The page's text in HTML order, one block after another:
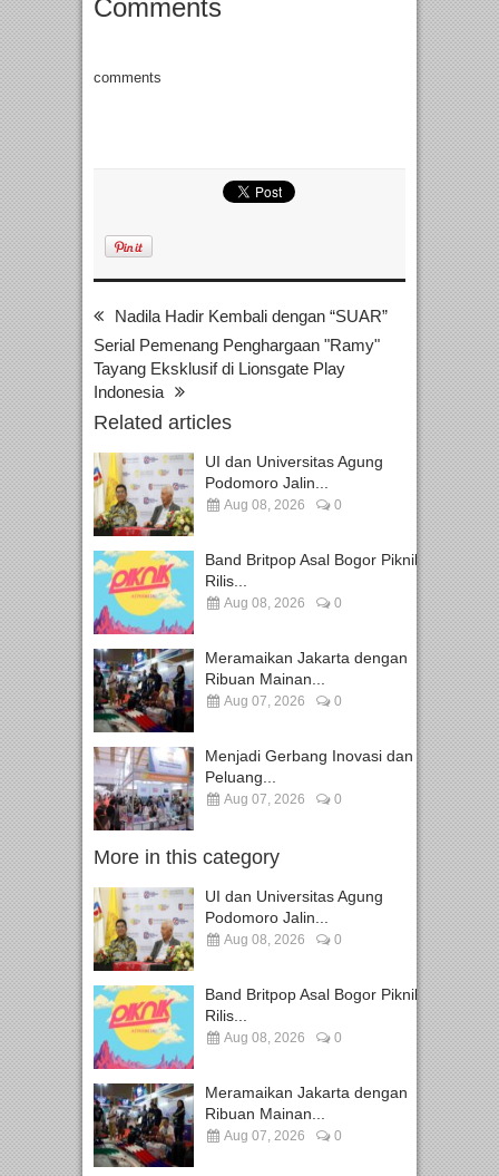
Comments
comments
Nadila Hadir Kembali dengan “SUAR”
Serial Pemenang Penghargaan "Ramy"
Tayang Eksklusif di Lionsgate Play
Indonesia
Related articles
UI dan Universitas Agung
Podomoro Jalin...
Aug 08, 2026 0
Band Britpop Asal Bogor Piknik
Rilis...
Aug 08, 2026 0
Meramaikan Jakarta dengan
Ribuan Mainan...
Aug 07, 2026 0
Menjadi Gerbang Inovasi dan
Peluang...
Aug 07, 2026 0
More in this category
UI dan Universitas Agung
Podomoro Jalin...
Aug 08, 2026 0
Band Britpop Asal Bogor Piknik
Rilis...
Aug 08, 2026 0
Meramaikan Jakarta dengan
Ribuan Mainan...
Aug 07, 2026 0